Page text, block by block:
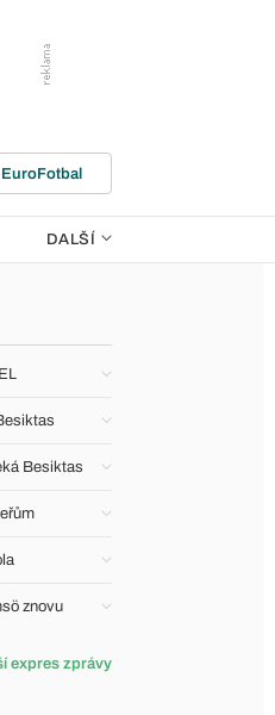
EuroFotbal
DALŠÍ
Besiktas
znovu
expres zprávy